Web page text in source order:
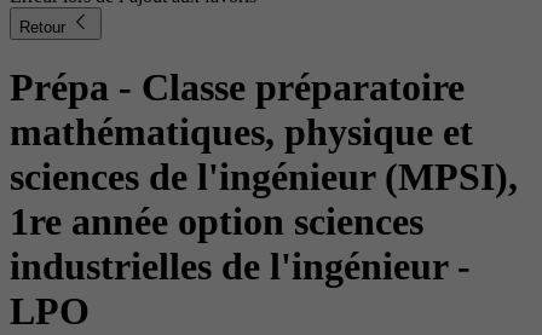
Retour
Prépa - Classe préparatoire
mathématiques, physique et
sciences de l'ingénieur (MPSI),
1re année option sciences
industrielles de l'ingénieur -
LPO